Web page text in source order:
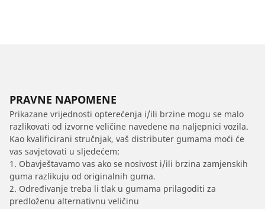
PRAVNE NAPOMENE
Prikazane vrijednosti opterećenja i/ili brzine mogu se malo
razlikovati od izvorne veličine navedene na naljepnici vozila.
Kao kvalificirani stručnjak, vaš distributer gumama moći će
vas savjetovati u sljedećem:
1. Obavještavamo vas ako se nosivost i/ili brzina zamjenskih
guma razlikuju od originalnih guma.
2. Određivanje treba li tlak u gumama prilagoditi za
predloženu alternativnu veličinu